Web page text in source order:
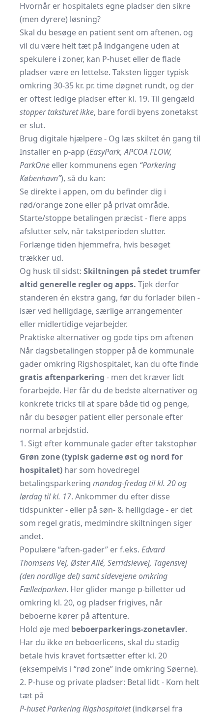
Hvornår er hospitalets egne pladser den sikre
(men dyrere) løsning?
Skal du besøge en patient sent om aftenen, og
vil du være helt tæt på indgangene uden at
spekulere i zoner, kan P-huset eller de flade
pladser være en lettelse. Taksten ligger typisk
omkring 30-35 kr. pr. time døgnet rundt, og der
er oftest ledige pladser efter kl. 19. Til gengæld
stopper taksturet ikke, bare fordi byens zonetakst
er slut.
Brug digitale hjælpere - Og læs skiltet én gang til
Installer en p-app (EasyPark, APCOA FLOW,
ParkOne eller kommunens egen “Parkering
København”), så du kan:
Se direkte i appen, om du befinder dig i
rød/orange zone eller på privat område.
Starte/stoppe betalingen præcist - flere apps
afslutter selv, når takstperioden slutter.
Forlænge tiden hjemmefra, hvis besøget
trækker ud.
Og husk til sidst: Skiltningen på stedet trumfer
altid generelle regler og apps. Tjek derfor
standeren én ekstra gang, før du forlader bilen -
især ved helligdage, særlige arrangementer
eller midlertidige vejarbejder.
Praktiske alternativer og gode tips om aftenen
Når dagsbetalingen stopper på de kommunale
gader omkring Rigshospitalet, kan du ofte finde
gratis aftenparkering - men det kræver lidt
forarbejde. Her får du de bedste alternativer og
konkrete tricks til at spare både tid og penge,
når du besøger patient eller personale efter
normal arbejdstid.
1. Sigt efter kommunale gader efter takstophør
Grøn zone (typisk gaderne øst og nord for
hospitalet) har som hovedregel
betalingsparkering mandag-fredag til kl. 20 og
lørdag til kl. 17. Ankommer du efter disse
tidspunkter - eller på søn- & helligdage - er det
som regel gratis, medmindre skiltningen siger
andet.
Populære “aften-gader” er f.eks. Edvard
Thomsens Vej, Øster Allé, Serridslevvej, Tagensvej
(den nordlige del) samt sidevejene omkring
Fælledparken. Her glider mange p-billetter ud
omkring kl. 20, og pladser frigives, når
beboerne kører på aftenture.
Hold øje med beboerparkerings-zonetavler.
Har du ikke en beboerlicens, skal du stadig
betale hvis kravet fortsætter efter kl. 20
(eksempelvis i “rød zone” inde omkring Søerne).
2. P-huse og private pladser: Betal lidt - Kom helt
tæt på
P-huset Parkering Rigshospitalet(indkørsel fra